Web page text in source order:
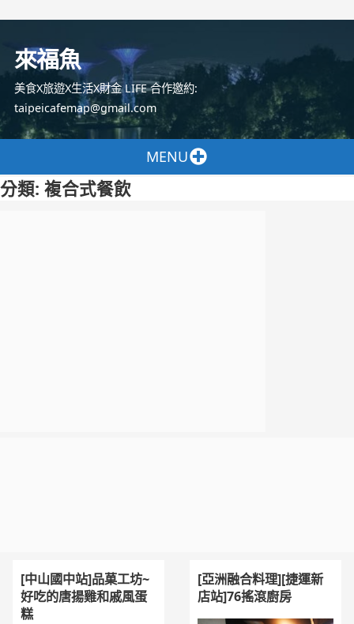
容
來福魚
美食X旅遊X生活X財金 LIFE 合作邀約:
taipeicafemap@gmail.com
MENU
分類: 複合式餐飲
[亞洲融合料理][捷運新
店站]76搖滾廚房
[中山國中站]品菓工坊~
好吃的唐揚雞和戚風蛋
糕